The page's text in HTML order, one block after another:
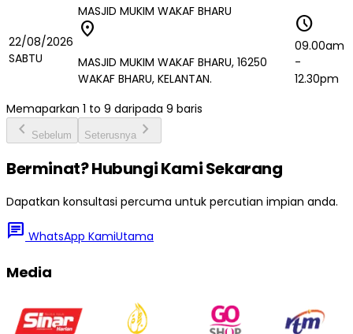
22/08/2026
SABTU
MASJID MUKIM WAKAF BHARU
location_on
MASJID MUKIM WAKAF BHARU, 16250
WAKAF BHARU, KELANTAN.
schedule
09.00am
-
12.30pm
Memaparkan 1 to 9 daripada 9 baris
chevron_left Sebelum Seterusnya chevron_right
Berminat? Hubungi Kami Sekarang
Dapatkan konsultasi percuma untuk percutian impian anda.
chat WhatsApp KamiUtama
Media